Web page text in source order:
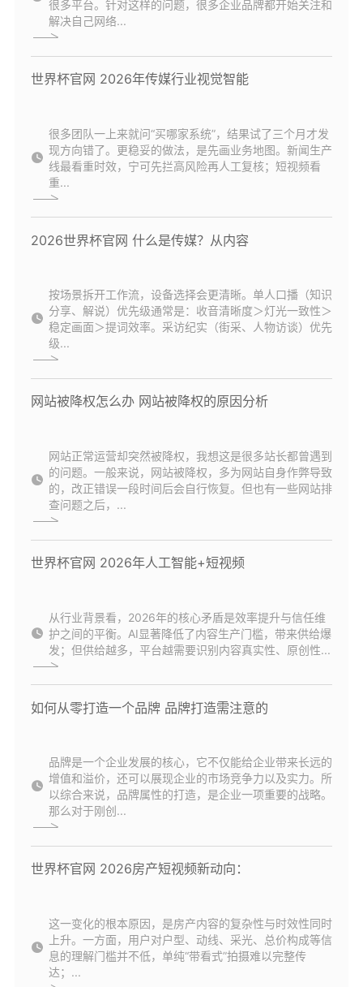
很多平台。针对这样的问题，很多企业品牌都开始关注和
解决自己网络...
世界杯官网 2026年传媒行业视觉智能
很多团队一上来就问“买哪家系统”，结果试了三个月才发
现方向错了。更稳妥的做法，是先画业务地图。新闻生产
线最看重时效，宁可先拦高风险再人工复核；短视频看
重...
2026世界杯官网 什么是传媒？从内容
按场景拆开工作流，设备选择会更清晰。单人口播（知识
分享、解说）优先级通常是：收音清晰度＞灯光一致性＞
稳定画面＞提词效率。采访纪实（街采、人物访谈）优先
级...
网站被降权怎么办 网站被降权的原因分析
网站正常运营却突然被降权，我想这是很多站长都曾遇到
的问题。一般来说，网站被降权，多为网站自身作弊导致
的，改正错误一段时间后会自行恢复。但也有一些网站排
查问题之后，...
世界杯官网 2026年人工智能+短视频
从行业背景看，2026年的核心矛盾是效率提升与信任维
护之间的平衡。AI显著降低了内容生产门槛，带来供给爆
发；但供给越多，平台越需要识别内容真实性、原创性...
如何从零打造一个品牌 品牌打造需注意的
品牌是一个企业发展的核心，它不仅能给企业带来长远的
增值和溢价，还可以展现企业的市场竞争力以及实力。所
以综合来说，品牌属性的打造，是企业一项重要的战略。
那么对于刚创...
世界杯官网 2026房产短视频新动向：
这一变化的根本原因，是房产内容的复杂性与时效性同时
上升。一方面，用户对户型、动线、采光、总价构成等信
息的理解门槛并不低，单纯“带看式”拍摄难以完整传
达；...